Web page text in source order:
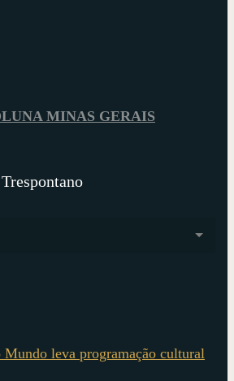
MINAS GERAIS
leva programação cultural